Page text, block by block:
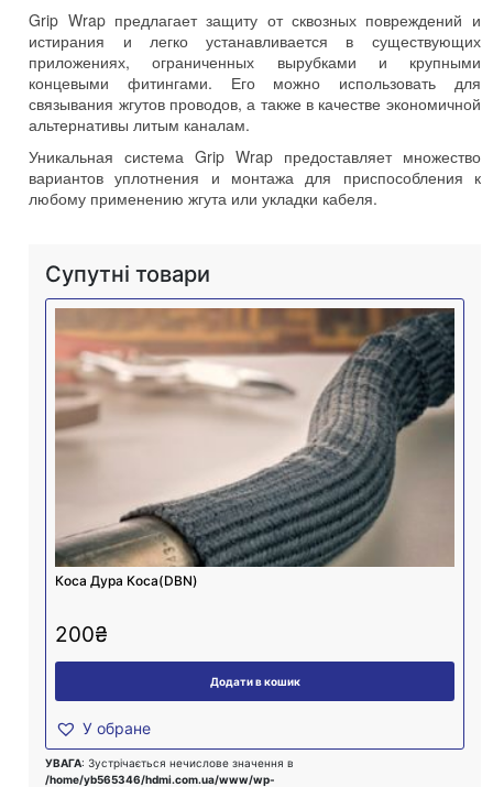
Grip Wrap предлагает защиту от сквозных повреждений и
истирания и легко устанавливается в существующих
приложениях,ограниченных вырубками и крупными
концевыми фитингами. Его можно использовать для
связывания жгутов проводов,а также в качестве экономичной
альтернативы литым каналам.
Уникальная система Grip Wrap предоставляет множество
вариантов уплотнения и монтажа для приспособления к
любому применению жгута или укладки кабеля.
Супутні товари
Коса Дура Коса(DBN)
200₴
Додати в кошик
У обране
УВАГА: Зустрічається нечислове значення в
/home/yb565346/hdmi.com.ua/www/wp-